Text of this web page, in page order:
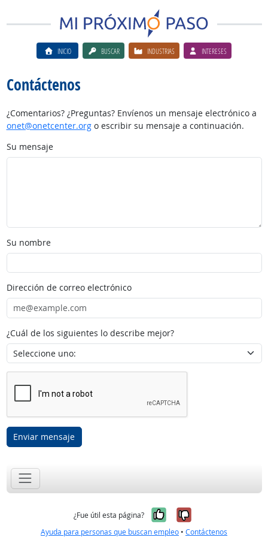
INICIO BUSCAR INDUSTRIAS INTERESES
Contáctenos
¿Comentarios? ¿Preguntas? Envíenos un mensaje electrónico a
onet@onetcenter.orgo escribir su mensaje a continuación.
Su mensaje
Su nombre
Dirección de correo electrónico
¿Cuál de los siguientes lo describe mejor?
Enviar mensaje
¿Fue útil esta página? Sí, fue útil
No, no fue
Ayuda para personas que buscan empleo • Contáctenos